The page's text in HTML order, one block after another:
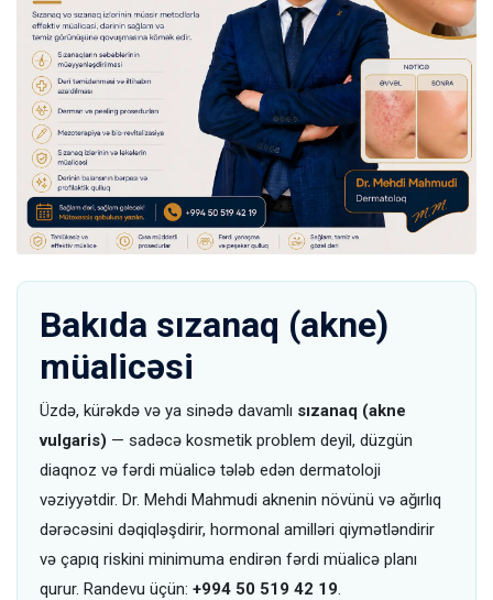
Bakıda sızanaq (akne)
müalicəsi
Üzdə, kürəkdə və ya sinədə davamlı sızanaq (akne
vulgaris) — sadəcə kosmetik problem deyil, düzgün
diaqnoz və fərdi müalicə tələb edən dermatoloji
vəziyyətdir. Dr. Mehdi Mahmudi aknenin növünü və ağırlıq
dərəcəsini dəqiqləşdirir, hormonal amilləri qiymətləndirir
və çapıq riskini minimuma endirən fərdi müalicə planı
qurur. Randevu üçün: +994 50 519 42 19